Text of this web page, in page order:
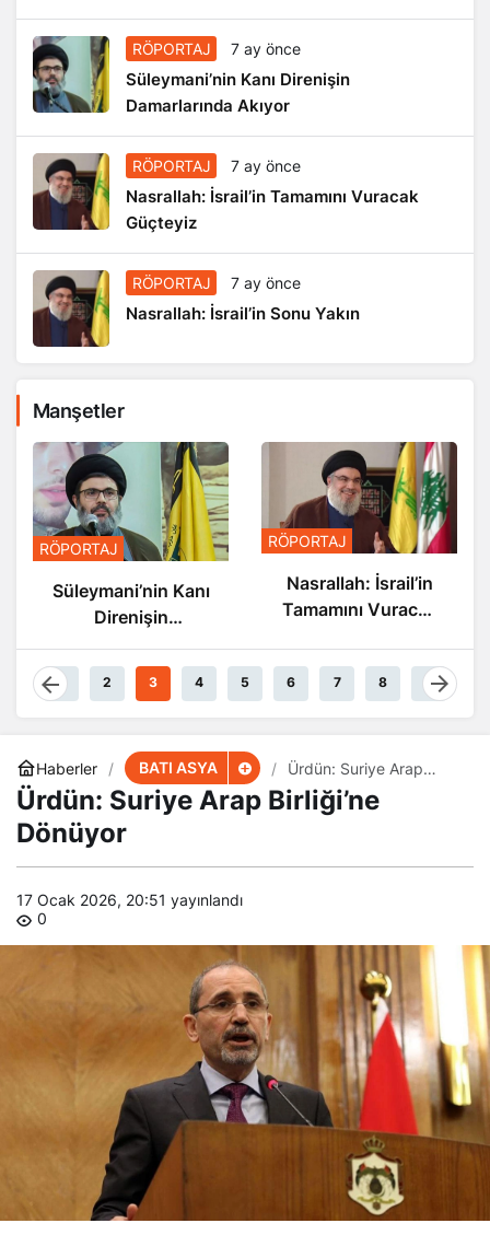
RÖPORTAJ 7 ay önce
Süleymani’nin Kanı Direnişin
Damarlarında Akıyor
RÖPORTAJ 7 ay önce
Nasrallah: İsrail’in Tamamını Vuracak
Güçteyiz
RÖPORTAJ 7 ay önce
Nasrallah: İsrail’in Sonu Yakın
Manşetler
RÖPORTAJ
Süleymani’nin Kanı
Direnişin
Damarlarında
Akıyor
RÖPORTAJ
Nasrallah: İsrail’in
Tamamını Vuracak
1 2 3 4 5 6 7 8 9
Haberler BATI ASYA
Ürdün: Suriye Arap
Birliği’ne Dönüyor
Ürdün: Suriye Arap Birliği’ne
Dönüyor
17 Ocak 2026, 20:51 yayınlandı
0